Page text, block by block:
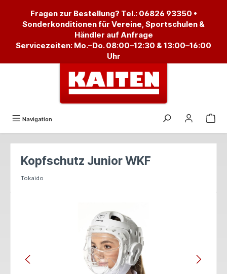
Fragen zur Bestellung? Tel.: 06826 93350 •
Sonderkonditionen für Vereine, Sportschulen &
Händler auf Anfrage
Servicezeiten: Mo.–Do. 08:00–12:30 & 13:00–16:00
Uhr
Navigation
Kopfschutz Junior WKF
Tokaido